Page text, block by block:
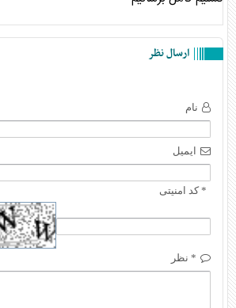
ارسال نظر
نام
ایمیل
* کد امنیتی
* نظر